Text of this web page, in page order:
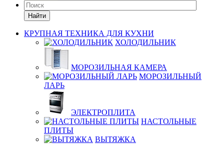
Найти
КРУПНАЯ ТЕХНИКА ДЛЯ КУХНИ
ХОЛОДИЛЬНИК
МОРОЗИЛЬНАЯ КАМЕРА
МОРОЗИЛЬНЫЙ
ЛАРЬ
ЭЛЕКТРОПЛИТА
НАСТОЛЬНЫЕ
ПЛИТЫ
ВЫТЯЖКА